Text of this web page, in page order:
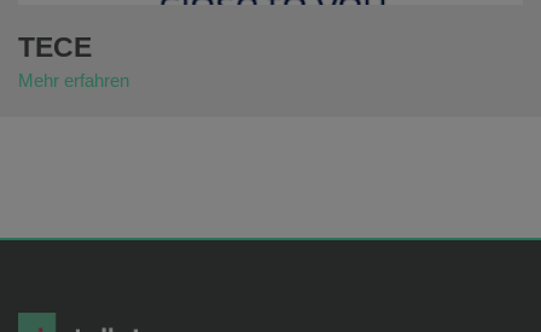
TECE
Mehr erfahren